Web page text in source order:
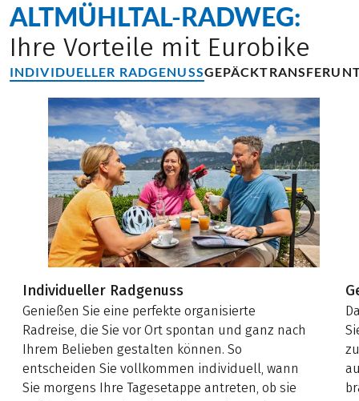
ALTMÜHLTAL-RADWEG:
Ihre Vorteile mit Eurobike
INDIVIDUELLER RADGENUSSGEPÄCKTRANSFER
Individueller Radgenuss
Genießen Sie eine perfekte organisierte
Radreise, die Sie vor Ort spontan und ganz nach
Ihrem Belieben gestalten können. So
entscheiden Sie vollkommen individuell, wann
Sie morgens Ihre Tagesetappe antreten, ob sie